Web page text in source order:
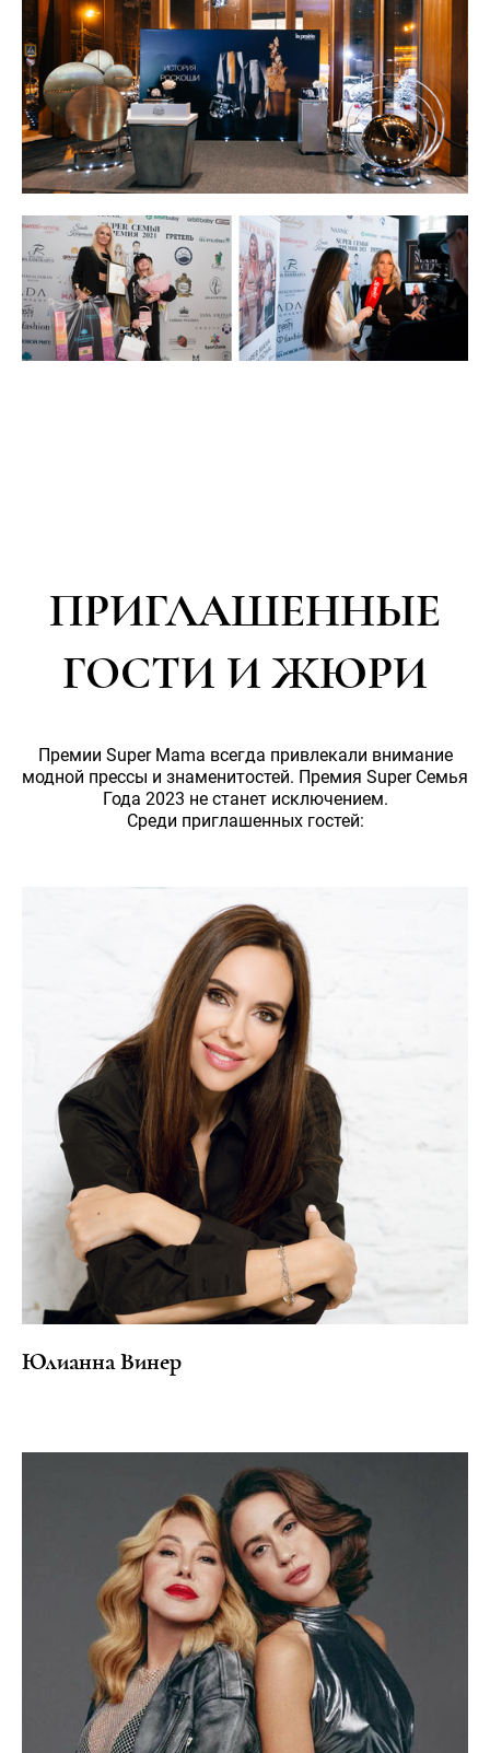
ПРИГЛАШЕННЫЕ
ГОСТИ И ЖЮРИ
Премии Super Mama всегда привлекали внимание
модной прессы и знаменитостей. Премия Super Семья
Года 2023 не станет исключением.
Среди приглашенных гостей:
Юлианна Винер